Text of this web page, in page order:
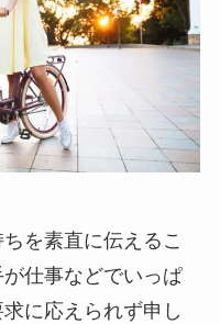
を素直に伝えるこ
仕事などでいっぱ
に応えられず申し